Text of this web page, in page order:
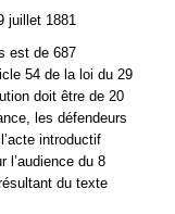
juillet 1881
est de 687
54 de la loi du 29
doit être de 20
les défendeurs
introductif
l’audience du 8
du texte